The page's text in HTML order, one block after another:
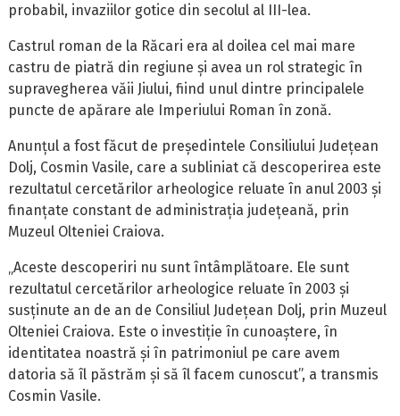
probabil, invaziilor gotice din secolul al III-lea.
Castrul roman de la Răcari era al doilea cel mai mare
castru de piatră din regiune și avea un rol strategic în
supravegherea văii Jiului, fiind unul dintre principalele
puncte de apărare ale Imperiului Roman în zonă.
Anunțul a fost făcut de președintele Consiliului Județean
Dolj, Cosmin Vasile, care a subliniat că descoperirea este
rezultatul cercetărilor arheologice reluate în anul 2003 și
finanțate constant de administrația județeană, prin
Muzeul Olteniei Craiova.
„Aceste descoperiri nu sunt întâmplătoare. Ele sunt
rezultatul cercetărilor arheologice reluate în 2003 și
susținute an de an de Consiliul Județean Dolj, prin Muzeul
Olteniei Craiova. Este o investiție în cunoaștere, în
identitatea noastră și în patrimoniul pe care avem
datoria să îl păstrăm și să îl facem cunoscut”, a transmis
Cosmin Vasile.